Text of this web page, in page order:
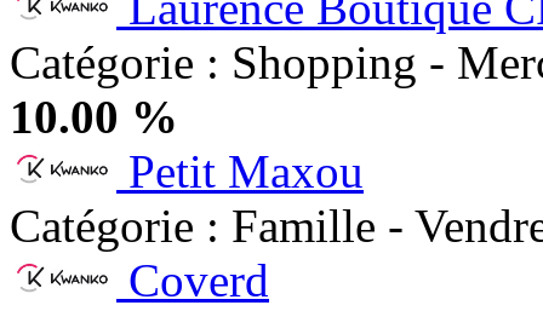
Catégorie : Shopping -
10.00 %
Petit Maxou
Catégorie : Famille -
Coverd